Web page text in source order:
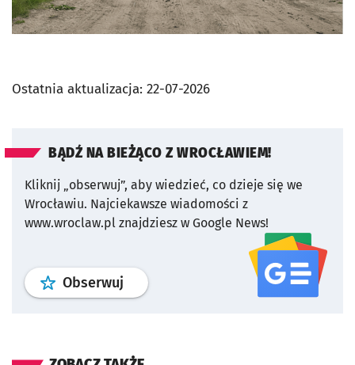
Ostatnia aktualizacja: 22-07-2026
BĄDŹ NA BIEŻĄCO Z WROCŁAWIEM!
Kliknij „obserwuj”, aby wiedzieć, co dzieje się we
Wrocławiu. Najciekawsze wiadomości z
www.wroclaw.pl znajdziesz w Google News!
Obserwuj profil serwisu